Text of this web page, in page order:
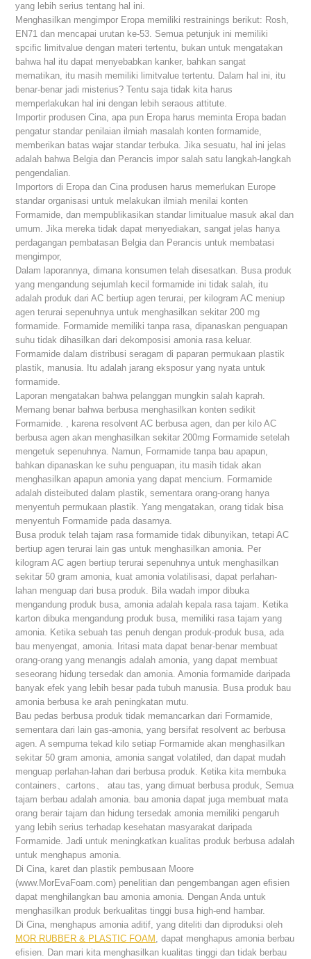
yang lebih serius tentang hal ini.
Menghasilkan mengimpor Eropa memiliki restrainings berikut: Rosh,
EN71 dan mencapai urutan ke-53. Semua petunjuk ini memiliki
spcific limitvalue dengan materi tertentu, bukan untuk mengatakan
bahwa hal itu dapat menyebabkan kanker, bahkan sangat
mematikan, itu masih memiliki limitvalue tertentu. Dalam hal ini, itu
benar-benar jadi misterius? Tentu saja tidak kita harus
memperlakukan hal ini dengan lebih seraous attitute.
Importir produsen Cina, apa pun Eropa harus meminta Eropa badan
pengatur standar penilaian ilmiah masalah konten formamide,
memberikan batas wajar standar terbuka. Jika sesuatu, hal ini jelas
adalah bahwa Belgia dan Perancis impor salah satu langkah-langkah
pengendalian.
Importors di Eropa dan Cina produsen harus memerlukan Europe
standar organisasi untuk melakukan ilmiah menilai konten
Formamide, dan mempublikasikan standar limitualue masuk akal dan
umum. Jika mereka tidak dapat menyediakan, sangat jelas hanya
perdagangan pembatasan Belgia dan Perancis untuk membatasi
mengimpor,
Dalam laporannya, dimana konsumen telah disesatkan. Busa produk
yang mengandung sejumlah kecil formamide ini tidak salah, itu
adalah produk dari AC bertiup agen terurai, per kilogram AC meniup
agen terurai sepenuhnya untuk menghasilkan sekitar 200 mg
formamide. Formamide memiliki tanpa rasa, dipanaskan penguapan
suhu tidak dihasilkan dari dekomposisi amonia rasa keluar.
Formamide dalam distribusi seragam di paparan permukaan plastik
plastik, manusia. Itu adalah jarang eksposur yang nyata untuk
formamide.
Laporan mengatakan bahwa pelanggan mungkin salah kaprah.
Memang benar bahwa berbusa menghasilkan konten sedikit
Formamide. , karena resolvent AC berbusa agen, dan per kilo AC
berbusa agen akan menghasilkan sekitar 200mg Formamide setelah
mengetuk sepenuhnya. Namun, Formamide tanpa bau apapun,
bahkan dipanaskan ke suhu penguapan, itu masih tidak akan
menghasilkan apapun amonia yang dapat mencium. Formamide
adalah disteibuted dalam plastik, sementara orang-orang hanya
menyentuh permukaan plastik. Yang mengatakan, orang tidak bisa
menyentuh Formamide pada dasarnya.
Busa produk telah tajam rasa formamide tidak dibunyikan, tetapi AC
bertiup agen terurai lain gas untuk menghasilkan amonia. Per
kilogram AC agen bertiup terurai sepenuhnya untuk menghasilkan
sekitar 50 gram amonia, kuat amonia volatilisasi, dapat perlahan-
lahan menguap dari busa produk. Bila wadah impor dibuka
mengandung produk busa, amonia adalah kepala rasa tajam. Ketika
karton dibuka mengandung produk busa, memiliki rasa tajam yang
amonia. Ketika sebuah tas penuh dengan produk-produk busa, ada
bau menyengat, amonia. Iritasi mata dapat benar-benar membuat
orang-orang yang menangis adalah amonia, yang dapat membuat
seseorang hidung tersedak dan amonia. Amonia formamide daripada
banyak efek yang lebih besar pada tubuh manusia. Busa produk bau
amonia berbusa ke arah peningkatan mutu.
Bau pedas berbusa produk tidak memancarkan dari Formamide,
sementara dari lain gas-amonia, yang bersifat resolvent ac berbusa
agen. A sempurna tekad kilo setiap Formamide akan menghasilkan
sekitar 50 gram amonia, amonia sangat volatiled, dan dapat mudah
menguap perlahan-lahan dari berbusa produk. Ketika kita membuka
containers、cartons、 atau tas, yang dimuat berbusa produk, Semua
tajam berbau adalah amonia. bau amonia dapat juga membuat mata
orang berair tajam dan hidung tersedak amonia memiliki pengaruh
yang lebih serius terhadap kesehatan masyarakat daripada
Formamide. Jadi untuk meningkatkan kualitas produk berbusa adalah
untuk menghapus amonia.
Di Cina, karet dan plastik pembusaan Moore
(www.MorEvaFoam.com) penelitian dan pengembangan agen efisien
dapat menghilangkan bau amonia amonia. Dengan Anda untuk
menghasilkan produk berkualitas tinggi busa high-end hambar.
Di Cina, menghapus amonia aditif, yang diteliti dan diproduksi oleh
MOR RUBBER & PLASTIC FOAM , dapat menghapus amonia berbau
efisien. Dan mari kita menghasilkan kualitas tinggi dan tidak berbau